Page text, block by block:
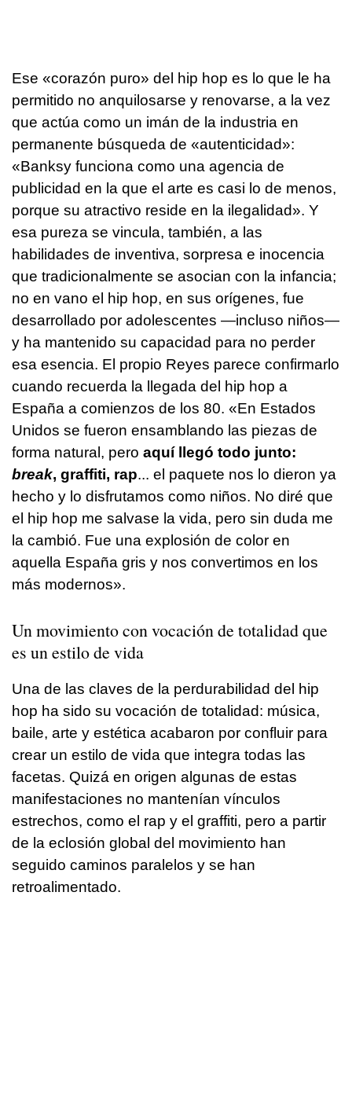
Ese «corazón puro» del hip hop es lo que le ha
permitido no anquilosarse y renovarse, a la vez
que actúa como un imán de la industria en
permanente búsqueda de «autenticidad»:
«Banksy funciona como una agencia de
publicidad en la que el arte es casi lo de menos,
porque su atractivo reside en la ilegalidad». Y
esa pureza se vincula, también, a las
habilidades de inventiva, sorpresa e inocencia
que tradicionalmente se asocian con la infancia;
no en vano el hip hop, en sus orígenes, fue
desarrollado por adolescentes —incluso niños—
y ha mantenido su capacidad para no perder
esa esencia. El propio Reyes parece confirmarlo
cuando recuerda la llegada del hip hop a
España a comienzos de los 80. «En Estados
Unidos se fueron ensamblando las piezas de
forma natural, pero aquí llegó todo junto:
break, graffiti, rap... el paquete nos lo dieron ya
hecho y lo disfrutamos como niños. No diré que
el hip hop me salvase la vida, pero sin duda me
la cambió. Fue una explosión de color en
aquella España gris y nos convertimos en los
más modernos».
Un movimiento con vocación de totalidad que
es un estilo de vida
Una de las claves de la perdurabilidad del hip
hop ha sido su vocación de totalidad: música,
baile, arte y estética acabaron por confluir para
crear un estilo de vida que integra todas las
facetas. Quizá en origen algunas de estas
manifestaciones no mantenían vínculos
estrechos, como el rap y el graffiti, pero a partir
de la eclosión global del movimiento han
seguido caminos paralelos y se han
retroalimentado.